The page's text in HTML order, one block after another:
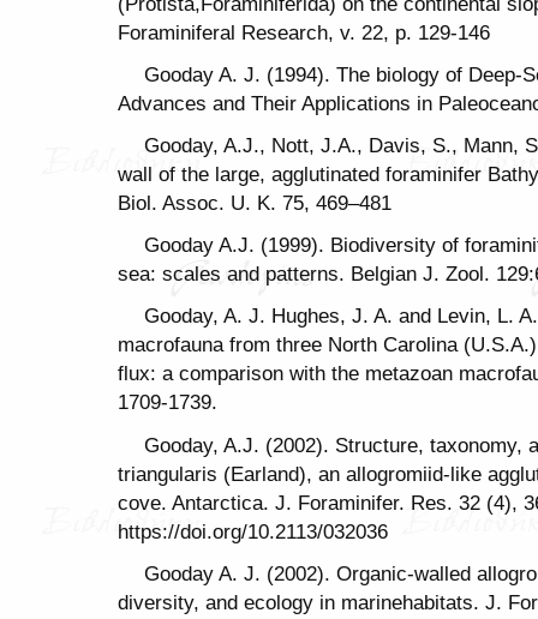
Foraminiferal Research, v. 22, p. 129-146
Gooday A. J. (1994). The biology of Deep-
Advances and Their Applications in
Gooday, A.J., Nott, J.A., Davis, S., Mann,
wall of the large, agglutinated foraminifer
Biol. Assoc. U. K. 75, 469–481
Gooday A.J. (1999). Biodiversity of
sea: scales and patterns. Belgian J. Zool.
Gooday, A. J. Hughes, J. A. and Levin, L.
macrofauna from three North Carolina
flux: a comparison with the metazoan
1709-1739.
Gooday, A.J. (2002). Structure, taxonomy,
triangularis (Earland), an allogromiid-like
cove. Antarctica. J. Foraminifer. Res. 32 (4),
https://doi.org/10.2113/032036
Gooday A. J. (2002). Organic-walled
diversity, and ecology in marinehabitats. J.